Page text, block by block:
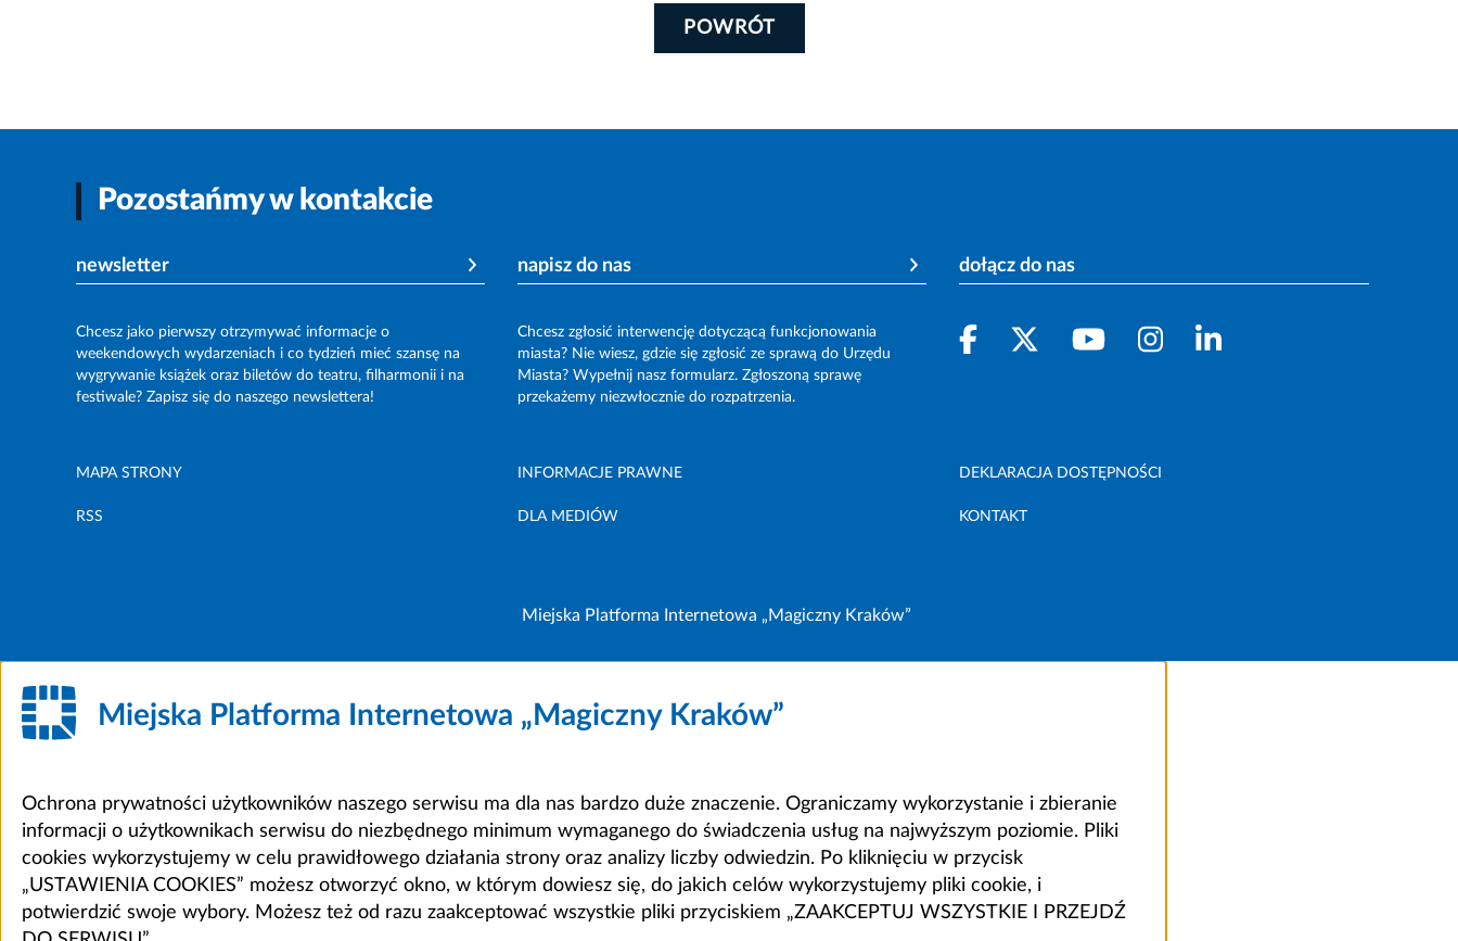
POWRÓT
Pozostańmy w kontakcie
newsletter
Chcesz jako pierwszy otrzymywać informacje o
weekendowych wydarzeniach i co tydzień mieć szansę na
wygrywanie książek oraz biletów do teatru, filharmonii i na
festiwale? Zapisz się do naszego newslettera!
napisz do nas
Chcesz zgłosić interwencję dotyczącą funkcjonowania
miasta? Nie wiesz, gdzie się zgłosić ze sprawą do Urzędu
Miasta? Wypełnij nasz formularz. Zgłoszoną sprawę
przekażemy niezwłocznie do rozpatrzenia.
dołącz do nas
MAPA STRONY INFORMACJE PRAWNE DEKLARACJA DOSTĘPNOŚCI
RSS DLA MEDIÓW KONTAKT
Miejska Platforma Internetowa „Magiczny Kraków”
Miejska Platforma Internetowa „Magiczny Kraków”
Ochrona prywatności użytkowników naszego serwisu ma dla nas bardzo duże znaczenie. Ograniczamy wykorzystanie i zbieranie
informacji o użytkownikach serwisu do niezbędnego minimum wymaganego do świadczenia usług na najwyższym poziomie. Pliki
cookies wykorzystujemy w celu prawidłowego działania strony oraz analizy liczby odwiedzin. Po kliknięciu w przycisk
„USTAWIENIA COOKIES” możesz otworzyć okno, w którym dowiesz się, do jakich celów wykorzystujemy pliki cookie, i
potwierdzić swoje wybory. Możesz też od razu zaakceptować wszystkie pliki przyciskiem „ZAAKCEPTUJ WSZYSTKIE I PRZEJDŹ